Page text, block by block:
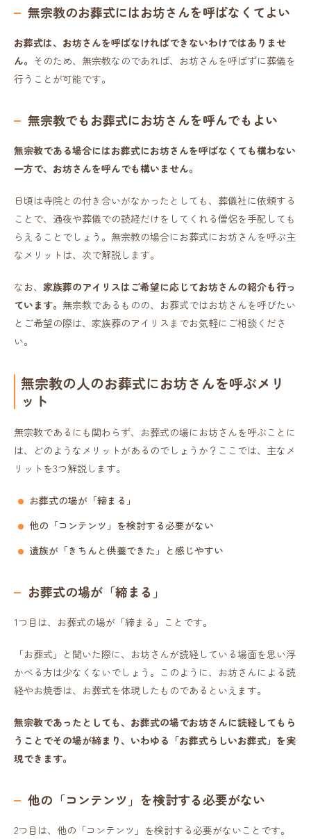
無宗教のお葬式にはお坊さんを呼ばなくてよい
お葬式は、お坊さんを呼ばなければできないわけではありませ
ん。 そのため、無宗教なのであれば、お坊さんを呼ばずに葬儀を
行うことが可能です。
無宗教でもお葬式にお坊さんを呼んでもよい
無宗教である場合にはお葬式にお坊さんを呼ばなくても構わない
一方で、お坊さんを呼んでも構いません。
日頃は寺院との付き合いがなかったとしても、葬儀社に依頼する
ことで、通夜や葬儀での読経だけをしてくれる僧侶を手配しても
らえることでしょう。無宗教の場合にお葬式にお坊さんを呼ぶ主
なメリットは、次で解説します。
なお、 家族葬のアイリスはご希望に応じてお坊さんの紹介も行っ
ています。 無宗教であるものの、お葬式ではお坊さんを呼びたい
とご希望の際は、家族葬のアイリスまでお気軽にご相談くださ
い。
無宗教の人のお葬式にお坊さんを呼ぶメリ
ット
無宗教であるにも関わらず、お葬式の場にお坊さんを呼ぶことに
は、どのようなメリットがあるのでしょうか？ここでは、主なメ
リットを3つ解説します。
お葬式の場が「締まる」
他の「コンテンツ」を検討する必要がない
遺族が「きちんと供養できた」と感じやすい
お葬式の場が「締まる」
1つ目は、お葬式の場が「締まる」ことです。
「お葬式」と聞いた際に、お坊さんが読経している場面を思い浮
かべる方は少なくないでしょう。このように、お坊さんによる読
経やお焼香は、お葬式を体現したものであるといえます。
無宗教であったとしても、お葬式の場でお坊さんに読経してもら
うことでその場が締まり、いわゆる「お葬式らしいお葬式」を実
現できます。
他の「コンテンツ」を検討する必要がない
2つ目は、他の「コンテンツ」を検討する必要がないことです。